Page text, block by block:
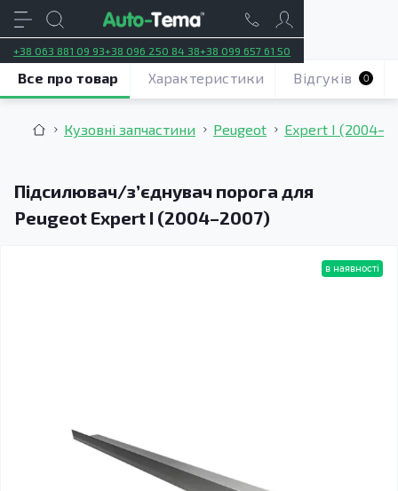
+38 063 881 09 93+38 096 250 84 38+38 099 657 61 50
Кузовні запчастини Peugeot Expert I
Підсилювач/зʼєднувач порога для
Peugeot Expert I (2004–2007)
Все про товар Характеристики Відгуків 0
в наявності